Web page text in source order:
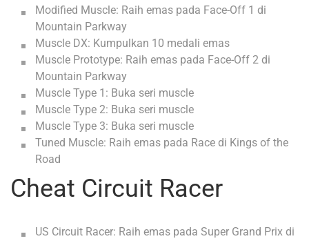
Modified Muscle: Raih emas pada Face-Off 1 di
Mountain Parkway
Muscle DX: Kumpulkan 10 medali emas
Muscle Prototype: Raih emas pada Face-Off 2 di
Mountain Parkway
Muscle Type 1: Buka seri muscle
Muscle Type 2: Buka seri muscle
Muscle Type 3: Buka seri muscle
Tuned Muscle: Raih emas pada Race di Kings of the
Road
Cheat Circuit Racer
US Circuit Racer: Raih emas pada Super Grand Prix di